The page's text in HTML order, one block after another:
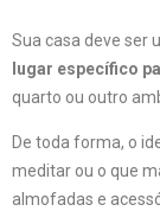
Sua casa deve ser
lugar específico
quarto ou outro
De toda forma, o
meditar ou o que
almofadas e